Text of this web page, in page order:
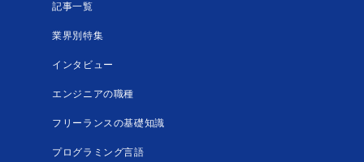
記事一覧
業界別特集
インタビュー
エンジニアの職種
フリーランスの基礎知識
プログラミング言語